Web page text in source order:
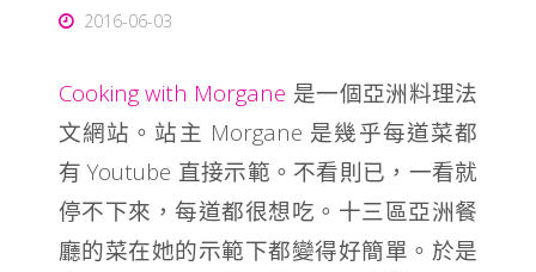
2016-06-03
Cooking with Morgane 是一個亞洲料理法
文網站。站主 Morgane 是幾乎每道菜都
有 Youtube 直接示範。不看則已，一看就
停不下來，每道都很想吃。十三區亞洲餐
廳的菜在她的示範下都變得好簡單。於是